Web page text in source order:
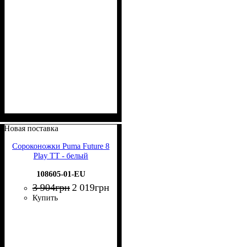
Новая поставка
Сороконожки Puma Future 8
Play TT - белый
108605-01-EU
3 904грн2 019грн
Купить